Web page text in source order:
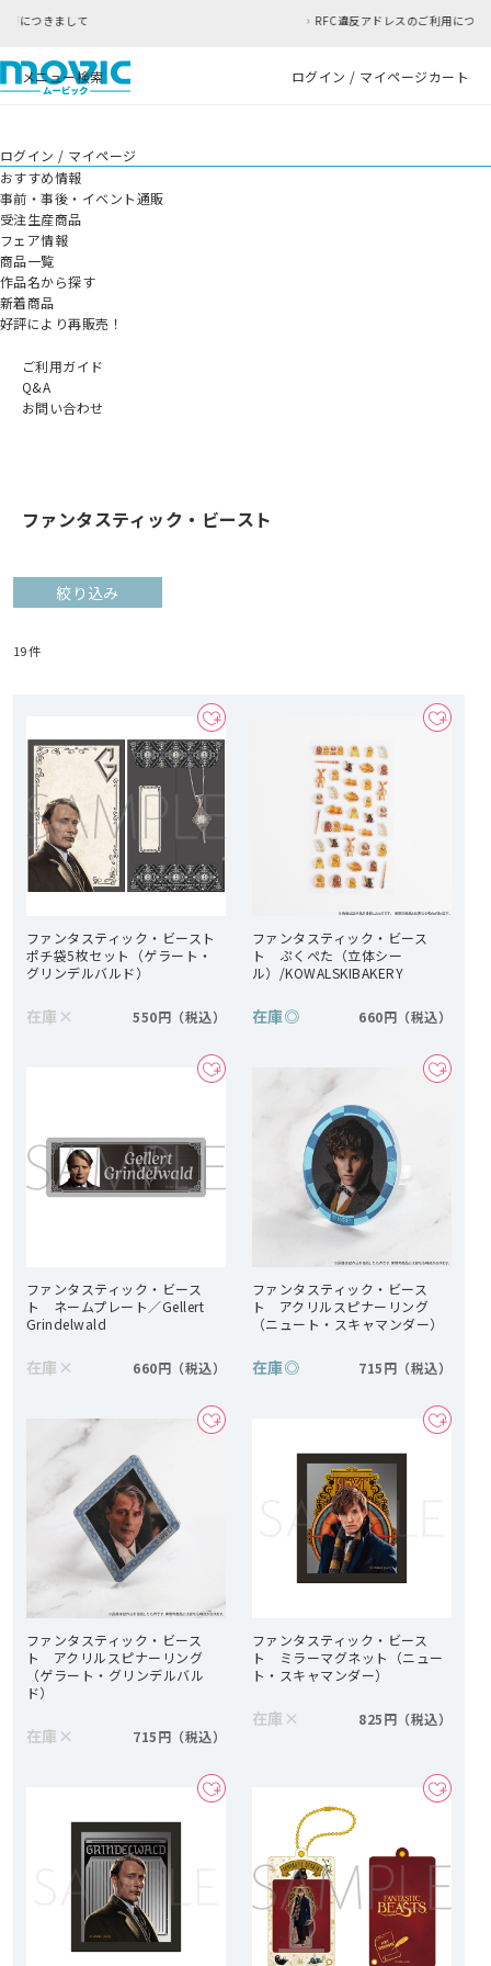
RFC違反アドレスのご利用について
メニュー検索 ログイン / マイページカート
ログイン / マイページ
おすすめ情報
事前・事後・イベント通販
受注生産商品
フェア情報
商品一覧
作品名から探す
新着商品
好評により再販売！
ご利用ガイド
Q&A
お問い合わせ
ファンタスティック・ビースト
絞り込み
19件
ファンタスティック・ビースト
ポチ袋5枚セット（ゲラート・
グリンデルバルド）
在庫 × 550円
ファンタスティック・ビース
ト ぷくぺた（立体シー
ル）/KOWALSKIBAKERY
在庫◎ 660円
ファンタスティック・ビース
ト ネームプレート／Gellert
Grindelwald
在庫 × 660円
ファンタスティック・ビース
ト アクリルスピナーリング
（ニュート・スキャマンダー）
在庫◎ 715円
ファンタスティック・ビース
ト アクリルスピナーリング
（ゲラート・グリンデルバル
ド）
在庫 × 715円
ファンタスティック・ビース
ト ミラーマグネット（ニュー
ト・スキャマンダー）
在庫 × 825円